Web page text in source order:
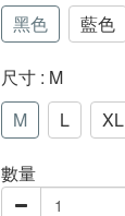
黑色
藍色
尺寸 : M
M
L XL
數量